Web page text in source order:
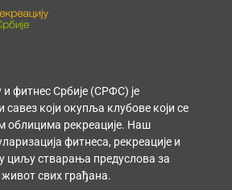
и фитнес Србије (СРФС) је
савез који окупља клубове који се
облицима рекреације. Наш
фитнеса, рекреације и
циљу стварања предуслова за
свих грађана.